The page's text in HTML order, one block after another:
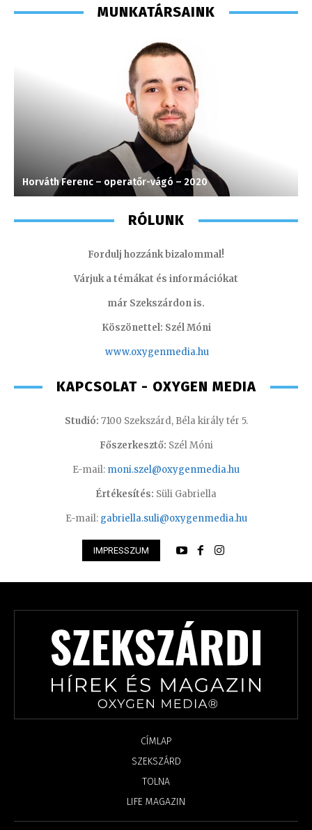
MUNKATÁRSAINK
Horváth Ferenc – operatőr-vágó – 2020
RÓLUNK
Fordulj hozzánk bizalommal!
Várjuk a témákat és információkat
már Szekszárdon is.
Köszönettel: Szél Móni
www.oxygenmedia.hu
KAPCSOLAT - OXYGEN MEDIA
Studió: 7100 Szekszárd, Béla király tér 5.
Főszerkesztő: Szél Móni
E-mail: moni.szel@oxygenmedia.hu
Értékesítés: Süli Gabriella
E-mail: gabriella.suli@oxygenmedia.hu
IMPRESSZUM
CÍMLAP
SZEKSZÁRD
TOLNA
LIFE MAGAZIN